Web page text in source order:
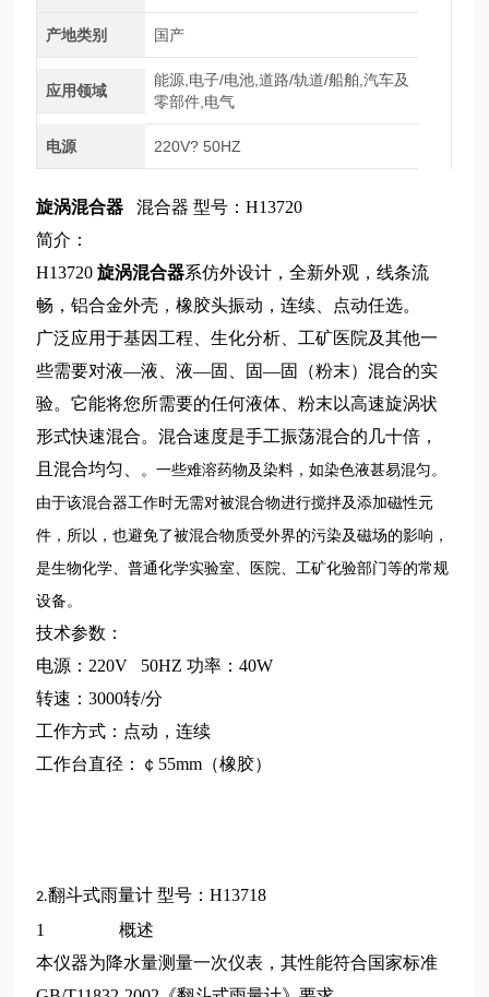
产地类别 国产
应用领域
能源,电子/电池,道路/轨道/船舶,汽车及
零部件,电气
电源 220V? 50HZ
旋涡混合器 混合器 型号：H13720
简介：
H13720旋涡混合器系仿外设计，全新外观，线条流
畅，铝合金外壳，橡胶头振动，连续、点动任选。
广泛应用于基因工程、生化分析、工矿医院及其他一
些需要对液—液、液—固、固—固（粉末）混合的实
验。它能将您所需要的任何液体、粉末以高速旋涡状
形式快速混合。混合速度是手工振荡混合的几十倍，
且混合均匀、
。一些难溶药物及染料，如染色液甚易混匀。
由于该混合器工作时无需对被混合物进行搅拌及添加磁性元
件，所以，也避免了被混合物质受外界的污染及磁场的影响，
是生物化学、普通化学实验室、医院、工矿化验部门等的常规
设备。
技术参数：
电源：220V 50HZ 功率：40W
转速：3000转/分
工作方式：点动，连续
工作台直径：￠55mm（橡胶）
2.翻斗式雨量计 型号：H13718
1 概述
本仪器为降水量测量一次仪表，其性能符合国家标准